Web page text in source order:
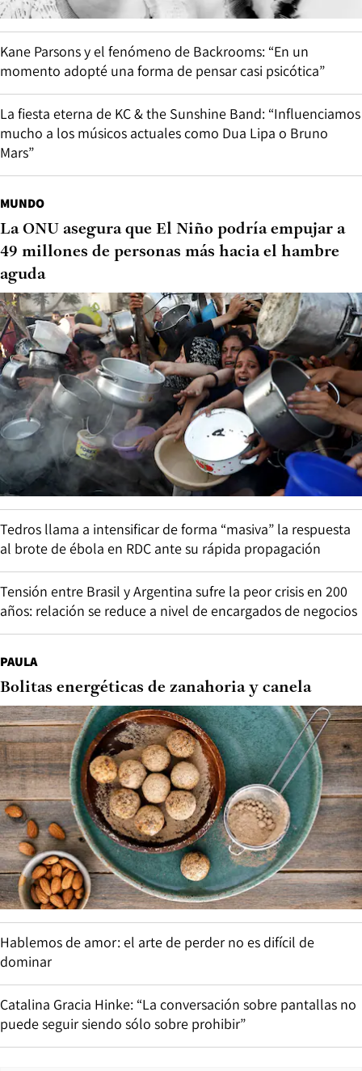
Kane Parsons y el fenómeno de Backrooms: “En un
momento adopté una forma de pensar casi psicótica”
La fiesta eterna de KC & the Sunshine Band: “Influenciamos
mucho a los músicos actuales como Dua Lipa o Bruno
Mars”
MUNDO
La ONU asegura que El Niño podría empujar a
49 millones de personas más hacia el hambre
aguda
Tedros llama a intensificar de forma “masiva” la respuesta
al brote de ébola en RDC ante su rápida propagación
Tensión entre Brasil y Argentina sufre la peor crisis en 200
años: relación se reduce a nivel de encargados de negocios
PAULA
Bolitas energéticas de zanahoria y canela
Hablemos de amor: el arte de perder no es difícil de
dominar
Catalina Gracia Hinke: “La conversación sobre pantallas no
puede seguir siendo sólo sobre prohibir”